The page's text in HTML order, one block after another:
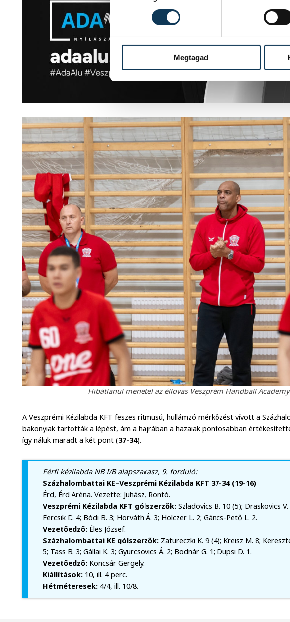
Megtagad
Hibátlanul menetel az éllovas Veszprém Handball
A Veszprémi Kézilabda KFT feszes ritmusú, hullámzó mérkőzést vívott a
bakonyiak tartották a lépést, ám a hajrában a hazaiak pontosabban
így náluk maradt a két pont (37-34).
Férfi kézilabda NB I/B alapszakasz, 9. forduló:
Százhalombattai KE–Veszprémi Kézilabda KFT 37-34 (19-16)
Érd, Érd Aréna. Vezette: Juhász, Rontó.
Veszprémi Kézilabda KFT gólszerzők:Szladovics B. 10 (5); Draskovics V.
Fercsik D. 4; Bódi B. 3; Horváth Á. 3; Holczer L. 2; Gáncs-Pető L. 2.
Vezetőedző: Éles József.
Százhalombattai KE gólszerzők:Zatureczki K. 9 (4); Kreisz M. 8;
5; Tass B. 3; Gállai K. 3; Gyurcsovics Á. 2; Bodnár G. 1; Dupsi D. 1.
Vezetőedző:Koncsár Gergely.
Kiállítások: 10, ill. 4 perc.
Hétméteresek:4/4, ill. 10/8.